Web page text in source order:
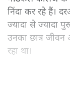
निंदा कर रहे हैं।
ज्यादा से ज्यादा
उनका छात्र
रहा था।